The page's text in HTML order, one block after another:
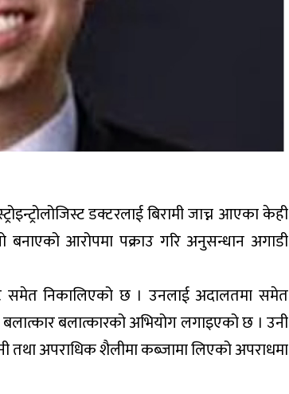
डक्टरलाई बिरामी जाच्न आएका केही
बनाएको आरोपमा पक्राउ गरि अनुसन्धान अगाडी
समेत निकालिएको छ । उनलाई अदालतमा समेत
बलात्कार बलात्कारको अभियोग लगाइएको छ । उनी
तथा अपराधिक शैलीमा कब्जामा लिएको अपराधमा